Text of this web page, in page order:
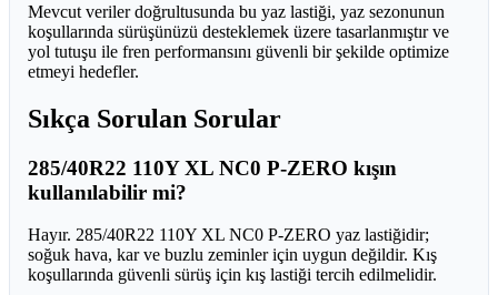
Mevcut veriler doğrultusunda bu yaz lastiği, yaz sezonunun
koşullarında sürüşünüzü desteklemek üzere tasarlanmıştır ve
yol tutuşu ile fren performansını güvenli bir şekilde optimize
etmeyi hedefler.
Sıkça Sorulan Sorular
285/40R22 110Y XL NC0 P-ZERO kışın
kullanılabilir mi?
Hayır. 285/40R22 110Y XL NC0 P-ZERO yaz lastiğidir;
soğuk hava, kar ve buzlu zeminler için uygun değildir. Kış
koşullarında güvenli sürüş için kış lastiği tercih edilmelidir.